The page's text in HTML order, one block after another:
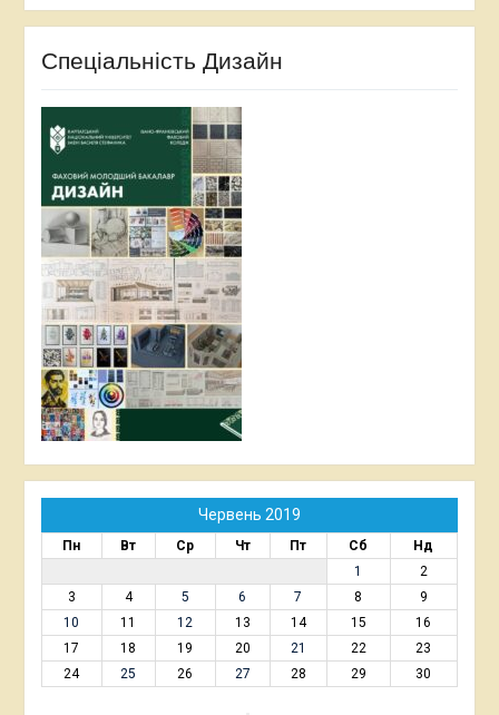
Спеціальність Дизайн
Червень 2019
Пн Вт Ср Чт Пт Сб
Нд
1
2
3
4 5 6 7 8
9
10
11 12 13 14 15
16
17
18 19 20 21 22
23
24
25 26 27 28 29 30